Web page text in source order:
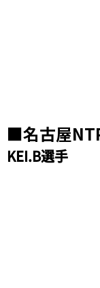
■名古屋
KEI.B選手